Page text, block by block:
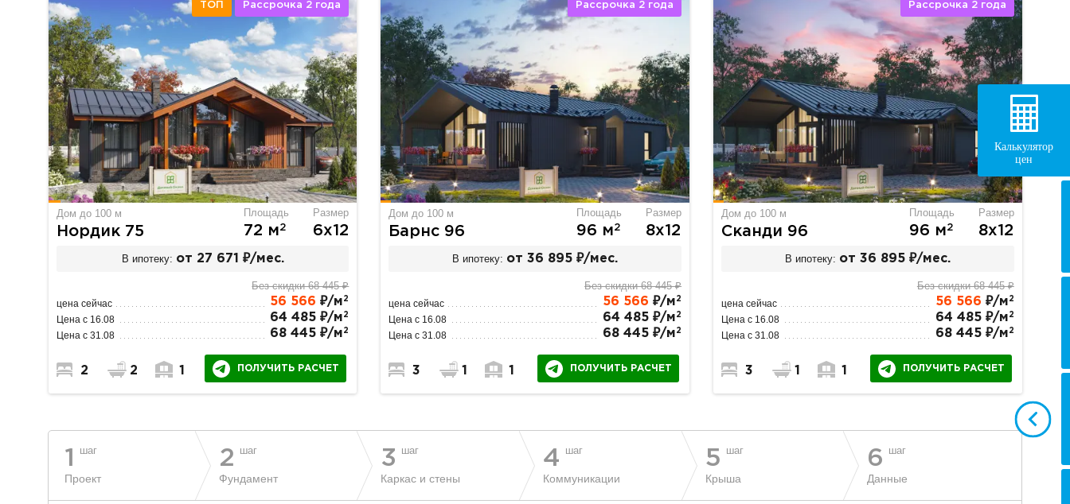
ТОП Рассрочка 2 года
Дом до 100 м
Нордик 75
Площадь
72 м2
Размер
6х12
В ипотеку: от 27 671 ₽/мес.
Без скидки 68 445 ₽
цена сейчас 56 566 ₽/м 2
Цена с 16.08 64 485 ₽/м 2
Цена с 31.08 68 445 ₽/м 2
2 2 1 ПОЛУЧИТЬ РАСЧЕТ
Рассрочка 2 года
Дом до 100 м
Барнс 96
Площадь
96 м2
Размер
8х12
В ипотеку: от 36 895 ₽/мес.
Без скидки 68 445 ₽
цена сейчас 56 566 ₽/м 2
Цена с 16.08 64 485 ₽/м 2
Цена с 31.08 68 445 ₽/м 2
3 1 1 ПОЛУЧИТЬ РАСЧЕТ
Рассрочка 2 года
Дом до 100 м
Сканди 96
Площадь
96 м2
Размер
8х12
В ипотеку: от 36 895 ₽/мес.
Без скидки 68 445 ₽
цена сейчас 56 566 ₽/м 2
Цена с 16.08 64 485 ₽/м 2
Цена с 31.08 68 445 ₽/м 2
3 1 1 ПОЛУЧИТЬ РАСЧЕТ
1 шаг
Проект
2 шаг
Фундамент
3 шаг
Каркас и стены
4 шаг
Коммуникации
5 шаг
Крыша
6 шаг
Данные
Калькулятор
цен